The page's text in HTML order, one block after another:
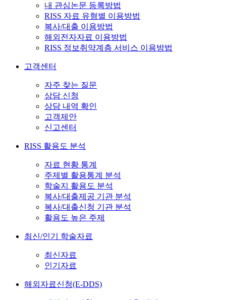
내 관심논문 등록방법
RISS 자료 유형별 이용방법
복사/대출 이용방법
해외전자자료 이용방법
RISS 정보취약계층 서비스 이용방법
고객센터
자주 찾는 질문
상담 신청
상담 내역 확인
고객제안
신고센터
RISS 활용도 분석
자료 현황 통계
주제별 활용통계 분석
학술지 활용도 분석
복사/대출제공 기관 분석
복사/대출신청 기관 분석
활용도 높은 주제
최신/인기 학술자료
최신자료
인기자료
해외자료신청(E-DDS)